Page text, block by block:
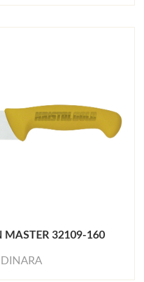
MASTER 32109-160